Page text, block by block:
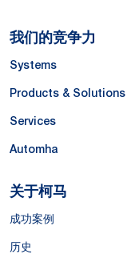
我们的竞争力
Systems
Products & Solutions
Services
Automha
关于柯马
成功案例
历史